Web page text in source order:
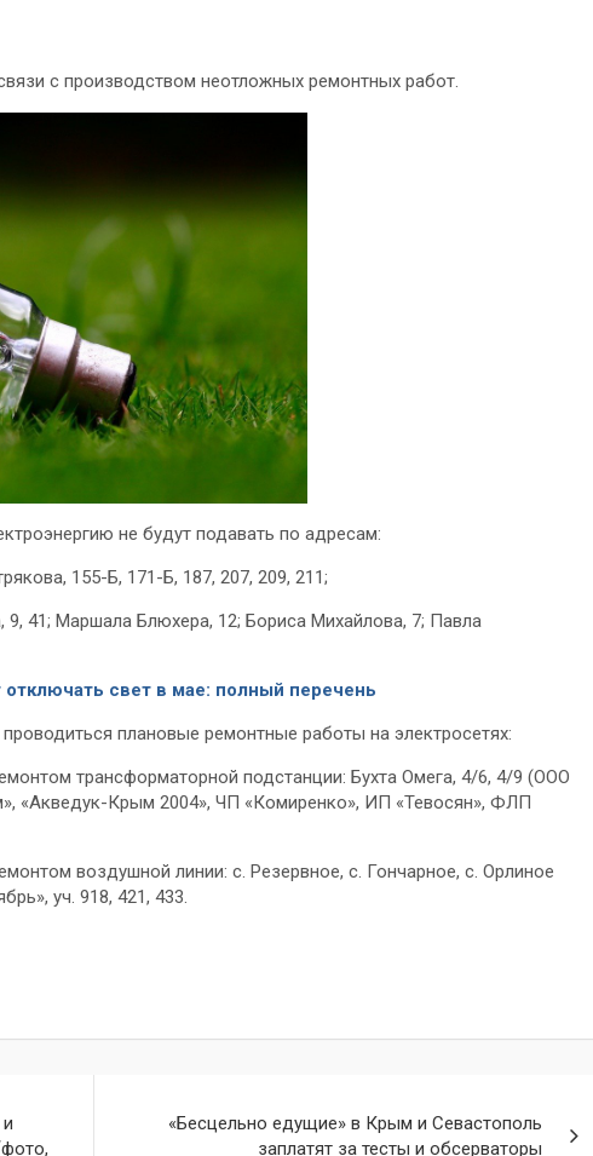
с производством неотложных ремонтных работ.
не будут подавать по адресам:
155-Б, 171-Б, 187, 207, 209, 211;
41; Маршала Блюхера, 12; Бориса Михайлова, 7; Павла
свет в мае: полный перечень
плановые ремонтные работы на электросетях:
трансформаторной подстанции: Бухта Омега, 4/6, 4/9 (ООО
«Акведук-Крым 2004», ЧП «Комиренко», ИП «Тевосян», ФЛП
воздушной линии: с. Резервное, с. Гончарное, с. Орлиное
уч. 918, 421, 433.
«Бесцельно едущие» в Крым и Севастополь
заплатят за тесты и обсерваторы